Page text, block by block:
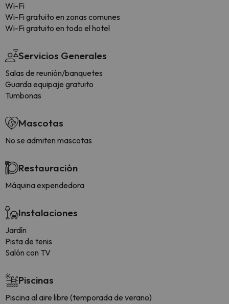
Wi-Fi
Wi-Fi gratuito en zonas comunes
Wi-Fi gratuito en todo el hotel
Servicios Generales
Salas de reunión/banquetes
Guarda equipaje gratuito
Tumbonas
Mascotas
No se admiten mascotas
Restauración
Máquina expendedora
Instalaciones
Jardín
Pista de tenis
Salón con TV
Piscinas
Piscina al aire libre (temporada de verano)